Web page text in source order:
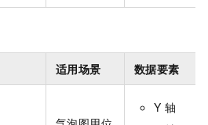
适用场景 数据要素
Y 轴